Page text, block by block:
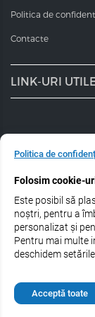
Politica de
Contacte
LINK-URI
Politica de
Folosim cookie-
Este posibil să
noștri, pentru a
personalizat și
Pentru mai multe
deschidem setările.
Acceptă toate